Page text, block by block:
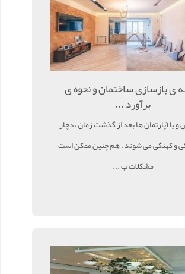
ی بازسازی ساختمان و نحوه ی
برآورد ...
و یا آپارتمان ها بعد از گذشت زمان ، دچار
و کهنگی می شوند . هم چنین ممکن است
مشکلات ب ...